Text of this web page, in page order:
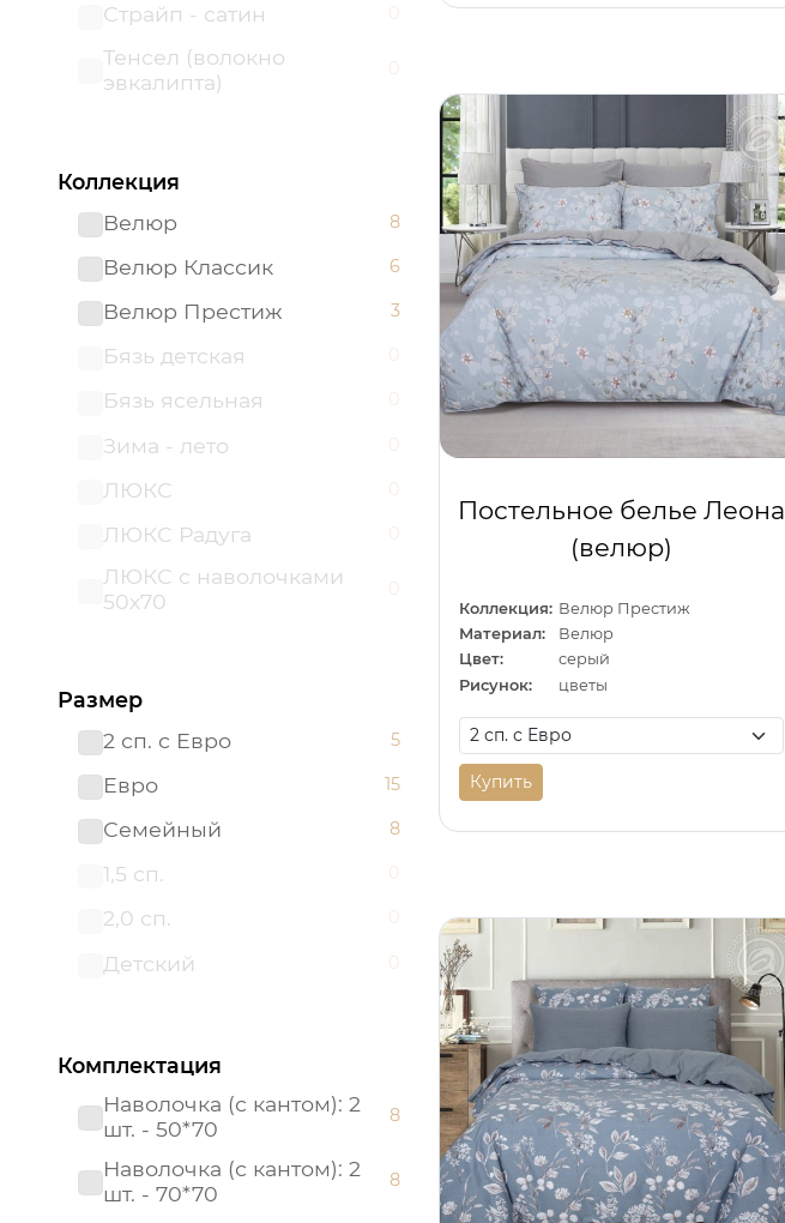
Страйп - сатин 0
Тенсел (волокно
эвкалипта)
0
Коллекция
Велюр
8
Велюр Классик 6
Велюр Престиж 3
Бязь детская 0
Бязь ясельная 0
Зима - лето 0
ЛЮКС 0
ЛЮКС Радуга 0
ЛЮКС с наволочками
50х70
0
Мако - сатин
Поплин детский 0
Поплин ясельный 0
Премиум 0
Престиж 0
Россия 0
Россия (Подарочная
Размер
2 сп. с Евро
5
Евро 15
Семейный 8
1,5 сп. 0
2,0 сп. 0
Детский 0
Комплектация
Наволочка (с кантом): 2
шт. - 50*70
8
Наволочка (с кантом): 2
шт. - 70*70
8
Постельное белье Леона
(велюр)
Коллекция: Велюр Престиж
Материал:
Велюр
Цвет:
серый
Рисунок:
цветы
Купить